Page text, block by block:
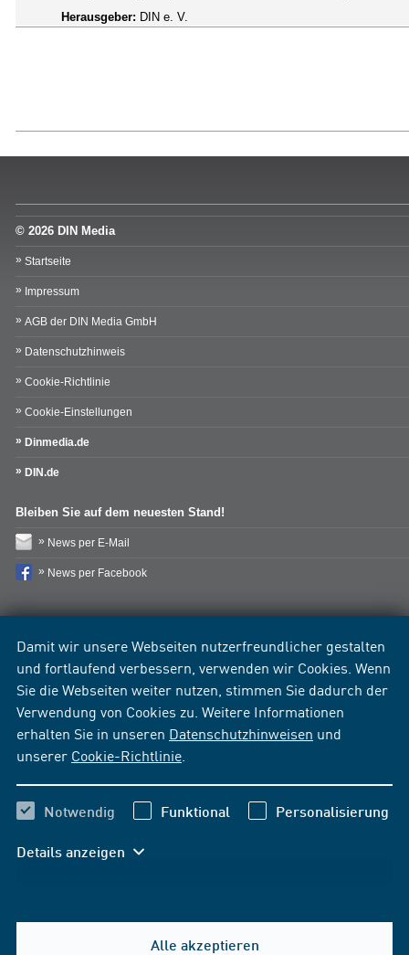
Damit wir unsere Webseiten nutzerfreundlicher gestalten
und fortlaufend verbessern, verwenden wir Cookies. Wenn
Sie die Webseiten weiter nutzen, stimmen Sie dadurch der
Verwendung von Cookies zu. Weitere Informationen
erhalten Sie in unseren Datenschutzhinweisen und
unserer Cookie-Richtlinie
Notwendig Funktional Personalisierung
Details anzeigen
Alle akzeptieren
Herausgeber: DIN e. V.
© 2026 DIN Media
Startseite
Impressum
AGB der DIN Media GmbH
Datenschutzhinweis
Cookie-Richtlinie
Cookie-Einstellungen
Dinmedia.de
DIN.de
Bleiben Sie auf dem neuesten Stand!
News per E-Mail
News per Facebook